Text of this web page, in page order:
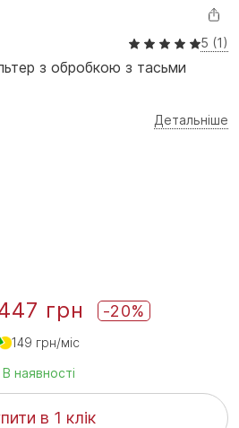
5 (1)
з обробкою з тасьми
Детальніше
грн -20%
149 грн/міс
В наявності
в 1 клік